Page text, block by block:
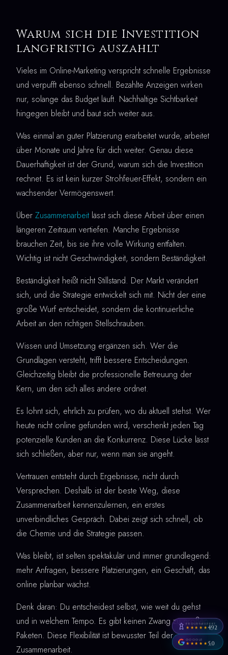
Warum sich die Investition
langfristig auszahlt
Vieles im Online-Marketing verspricht schnelle Ergebnisse
und verpufft ebenso schnell. Bezahlte Anzeigen wirken
nur, solange das Budget läuft. Nachhaltige Sichtbarkeit
hingegen bleibt und baut sich weiter aus.
Was einmal an guter Platzierung erarbeitet wurde, arbeitet
über Monate und Jahre für dich weiter. Genau diese
Dauerhaftigkeit ist der Grund, warum sich die Investition
rechnet. Es ist kein kurzer Strohfeuer-Effekt, sondern ein
wachsender Vermögenswert.
Über Zusammenarbeit lässt sich diese Arbeit über einen
längeren Zeitraum vertiefen. Manche Ergebnisse
brauchen Zeit, bis sie ihre volle Wirkung entfalten.
Wichtig ist nicht Geschwindigkeit, sondern Beständigkeit.
Beständigkeit heißt nicht Stillstand. Der Markt verändert
sich, und die Strategie entwickelt sich mit. Nicht der eine
große Wurf entscheidet, sondern die kontinuierliche
Arbeit an den richtigen Stellschrauben.
Wissen und Umsetzung ergänzen sich. Wer die
Grundlagen versteht, trifft bessere Entscheidungen.
Gleichzeitig bleibt die professionelle Betreuung der
Kern, um den sich alles andere ordnet.
Es lohnt sich, ehrlich zu prüfen, wo du aktuell stehst. Wer
heute nicht online gefunden wird, verschenkt jeden Tag
potenzielle Kunden an die Konkurrenz. Diese Lücke lässt
sich schließen, aber nur, wenn man sie angeht.
Vertrauen entsteht durch Ergebnisse, nicht durch
Versprechen. Deshalb ist der beste Weg, diese
Zusammenarbeit kennenzulernen, ein erstes
unverbindliches Gespräch. Dabei zeigt sich schnell, ob
die Chemie und die Strategie passen.
Was bleibt, ist selten spektakulär und immer grundlegend:
mehr Anfragen, bessere Platzierungen, ein Geschäft, das
online planbar wächst.
Denk daran: Du entscheidest selbst, wie weit du gehst
und in welchem Tempo. Es gibt keinen Zwang zu großen
Paketen. Diese Flexibilität ist bewusster Teil der
Zusammenarbeit.
PROVENEXPERT
★★★★★4,92
GOOGLE
★★★★★5,0